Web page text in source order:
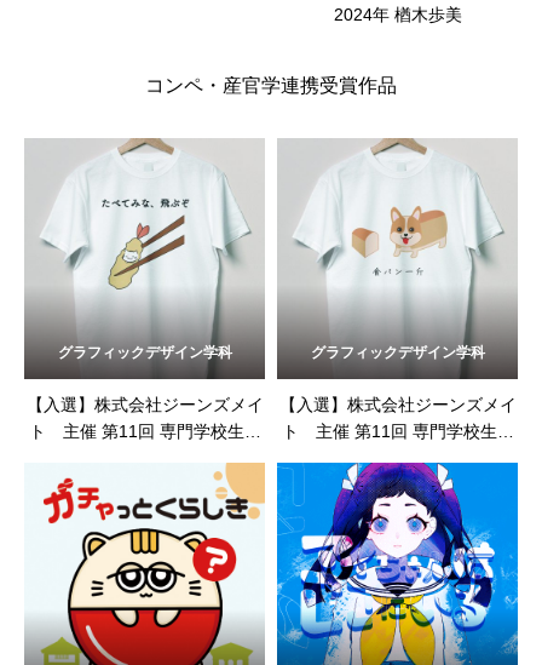
2024年 楢木歩美
コンペ・産官学連携受賞作品
グラフィックデザイン学科
【入選】株式会社ジーンズメイ
ト 主催 第11回 専門学校生対
シャツデザインコンテスト
グラフィックデザイン学科
【入選】株式会社ジーンズメイ
ト 主催 第11回 専門学校生対
シャツデザインコンテスト